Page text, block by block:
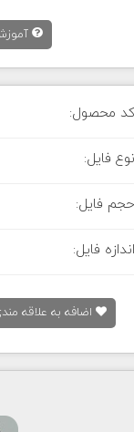
کد محصول:
نوع فایل:
حجم فایل:
اندازه فایل:
اضافه به علاقه